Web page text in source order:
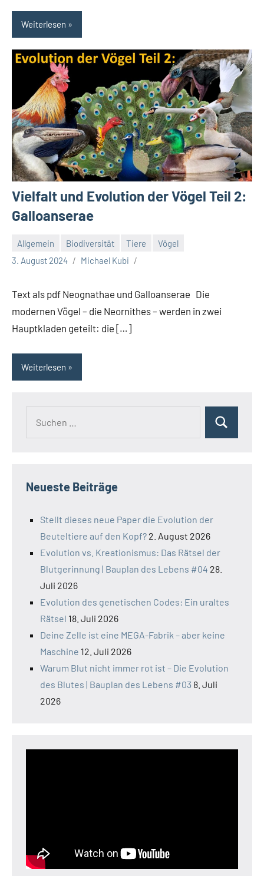
Weiterlesen
Vielfalt und Evolution der Vögel Teil 2:
Galloanserae
Allgemein Biodiversität Tiere
Vögel
3. August 2024
Michael Kubi
Text als pdf Neognathae und Galloanserae Die
modernen Vögel – die Neornithes – werden in zwei
Hauptkladen geteilt: die […]
Weiterlesen
Suchen
Neueste Beiträge
Stellt dieses neue Paper die Evolution der
Beuteltiere auf den Kopf? 2. August 2026
Evolution vs. Kreationismus: Das Rätsel der
Blutgerinnung | Bauplan des Lebens #04 28.
Juli 2026
Evolution des genetischen Codes: Ein uraltes
Rätsel 18. Juli 2026
Deine Zelle ist eine MEGA-Fabrik – aber keine
Maschine 12. Juli 2026
Warum Blut nicht immer rot ist – Die Evolution
des Blutes | Bauplan des Lebens #03 8. Juli
2026